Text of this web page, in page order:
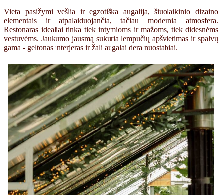
Vieta pasižymi vešlia ir egzotiška augalija, šiuolaikinio dizaino
elementais ir atpalaiduojančia, tačiau modernia atmosfera.
Restonaras idealiai tinka tiek intymioms ir mažoms, tiek didesnėms
vestuvėms. Jaukumo jausmą sukuria lempučių apšvietimas ir spalvų
gama - geltonas interjeras ir žali augalai dera nuostabiai.